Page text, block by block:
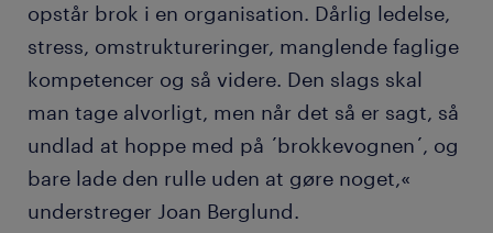
opstår brok i en organisation. Dårlig ledelse,
stress, omstruktureringer, manglende faglige
kompetencer og så videre. Den slags skal
man tage alvorligt, men når det så er sagt, så
undlad at hoppe med på ´brokkevognen´, og
bare lade den rulle uden at gøre noget,«
understreger Joan Berglund.